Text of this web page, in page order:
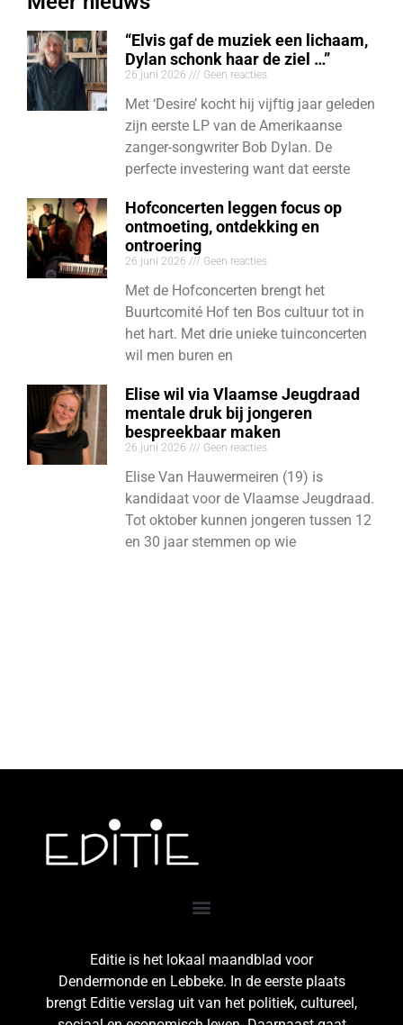
“Elvis gaf de muziek een lichaam,
Dylan schonk haar de ziel …”
26 juni 2026 Geen reacties
Met ‘Desire’ kocht hij vijftig jaar geleden
zijn eerste LP van de Amerikaanse
zanger-songwriter Bob Dylan. De
perfecte investering want dat eerste
Hofconcerten leggen focus op
ontmoeting, ontdekking en
ontroering
26 juni 2026 Geen reacties
Met de Hofconcerten brengt het
Buurtcomité Hof ten Bos cultuur tot in
het hart. Met drie unieke tuinconcerten
wil men buren en
Elise wil via Vlaamse Jeugdraad
mentale druk bij jongeren
bespreekbaar maken
26 juni 2026 Geen reacties
Elise Van Hauwermeiren (19) is
kandidaat voor de Vlaamse Jeugdraad.
Tot oktober kunnen jongeren tussen 12
en 30 jaar stemmen op wie
Editie is het lokaal maandblad voor
Dendermonde en Lebbeke. In de eerste plaats
brengt Editie verslag uit van het politiek, cultureel,